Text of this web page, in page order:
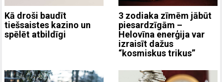
Kā droši baudīt
tiešsaistes kazino un
spēlēt atbildīgi
3 zodiaka zīmēm jābūt
piesardzīgām –
Helovīna enerģija var
izraisīt dažus
“kosmiskus trikus”